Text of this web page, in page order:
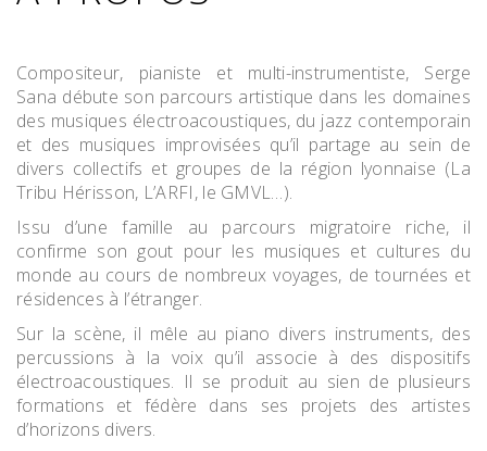
Compositeur, pianiste et multi-instrumentiste, Serge
Sana débute son parcours artistique dans les domaines
des musiques électroacoustiques, du jazz contemporain
et des musiques improvisées qu’il partage au sein de
divers collectifs et groupes de la région lyonnaise (La
Tribu Hérisson, L’ARFI, le GMVL…).
Issu d’une famille au parcours migratoire riche, il
confirme son gout pour les musiques et cultures du
monde au cours de nombreux voyages, de tournées et
résidences à l’étranger.
Sur la scène, il mêle au piano divers instruments, des
percussions à la voix qu’il associe à des dispositifs
électroacoustiques. Il se produit au sien de plusieurs
formations et fédère dans ses projets des artistes
d’horizons divers.